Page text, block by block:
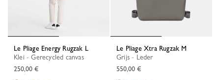
Le Pliage Energy Rugzak L
Klei - Gerecycled canvas
250,00 €
Le Pliage Xtra Rugzak M
Grijs - Leder
550,00 €